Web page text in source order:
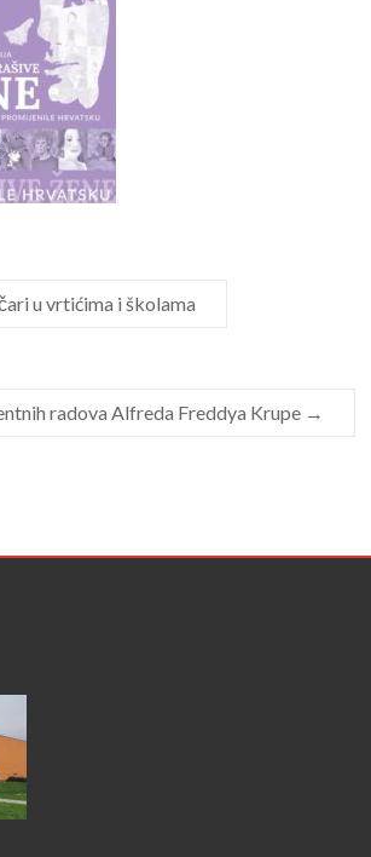
u vrtićima i školama
radova Alfreda Freddya Krupe →